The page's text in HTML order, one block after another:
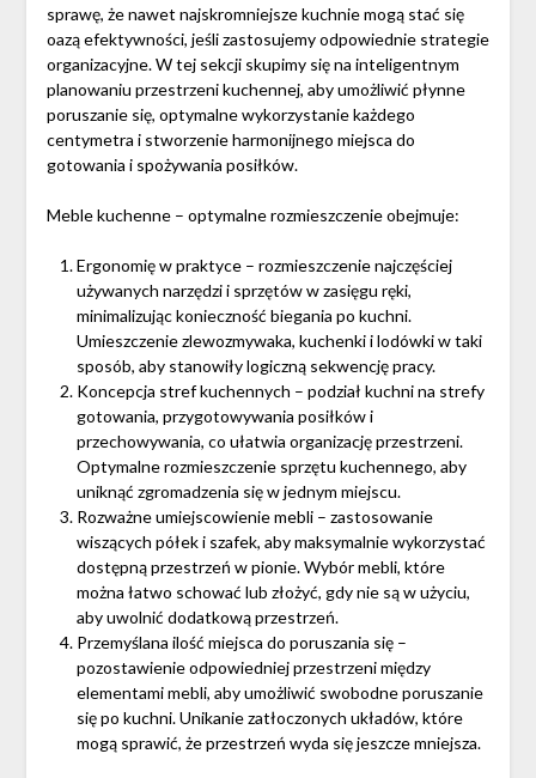
sprawę, że nawet najskromniejsze kuchnie mogą stać się
oazą efektywności, jeśli zastosujemy odpowiednie strategie
organizacyjne. W tej sekcji skupimy się na inteligentnym
planowaniu przestrzeni kuchennej, aby umożliwić płynne
poruszanie się, optymalne wykorzystanie każdego
centymetra i stworzenie harmonijnego miejsca do
gotowania i spożywania posiłków.
Meble kuchenne – optymalne rozmieszczenie obejmuje:
Ergonomię w praktyce – rozmieszczenie najczęściej
używanych narzędzi i sprzętów w zasięgu ręki,
minimalizując konieczność biegania po kuchni.
Umieszczenie zlewozmywaka, kuchenki i lodówki w taki
sposób, aby stanowiły logiczną sekwencję pracy.
Koncepcja stref kuchennych – podział kuchni na strefy
gotowania, przygotowywania posiłków i
przechowywania, co ułatwia organizację przestrzeni.
Optymalne rozmieszczenie sprzętu kuchennego, aby
uniknąć zgromadzenia się w jednym miejscu.
Rozważne umiejscowienie mebli – zastosowanie
wiszących półek i szafek, aby maksymalnie wykorzystać
dostępną przestrzeń w pionie. Wybór mebli, które
można łatwo schować lub złożyć, gdy nie są w użyciu,
aby uwolnić dodatkową przestrzeń.
Przemyślana ilość miejsca do poruszania się –
pozostawienie odpowiedniej przestrzeni między
elementami mebli, aby umożliwić swobodne poruszanie
się po kuchni. Unikanie zatłoczonych układów, które
mogą sprawić, że przestrzeń wyda się jeszcze mniejsza.